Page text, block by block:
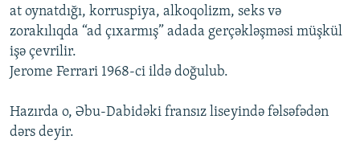
at oynatdığı, korruspiya, alkoqolizm, seks və
zorakılıqda “ad çıxarmış” adada gerçəkləşməsi müşkül
işə çevrilir.
Jerome Ferrari 1968-ci ildə doğulub.
Hazırda o, Əbu-Dabidəki fransız liseyində fəlsəfədən
dərs deyir.